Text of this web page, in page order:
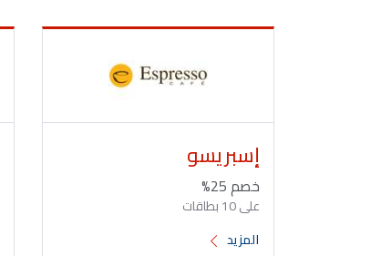
إسبريسو
خصم 25%
على 10 بطاقات
المزيد